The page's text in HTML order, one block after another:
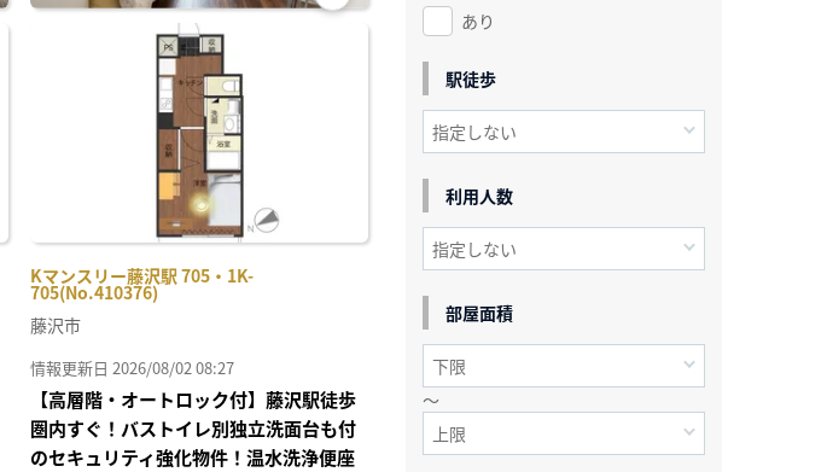
Kマンスリー藤沢駅 705・1K-
705(No.410376)
お気
藤沢市
情報更新日 2026/08/02 08:27
【高層階・オートロック付】藤沢駅徒歩
圏内すぐ！バストイレ別独立洗面台も付
のセキュリティ強化物件！温水洗浄便座
あり
駅徒歩
利用人数
部屋面積
～